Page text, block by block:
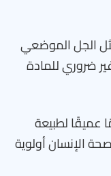
الجل الموضعي
ضروري للمادة
عميقًا لطبيعة
الإنسان أولوية